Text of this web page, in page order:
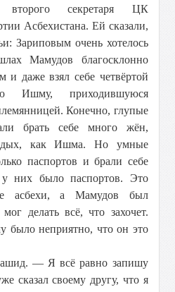
секретаря ЦК
Асбехистана. Ей сказали,
Зариповым очень хотелось
Мамудов благосклонно
и даже взял себе четвёртой
Ишму, приходившуюся
Конечно, глупые
брать себе много жён,
как Ишма. Но умные
паспортов и брали себе
у них было паспортов. Это
асбехи, а Мамудов был
делать всё, что захочет.
было неприятно, что он это
— Я всё равно запишу
сказал своему другу, что я